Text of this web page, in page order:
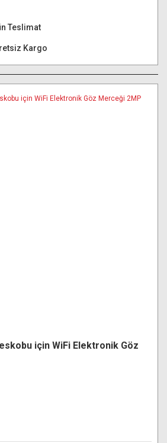
Teslimat
Kargo
için WiFi Elektronik Göz